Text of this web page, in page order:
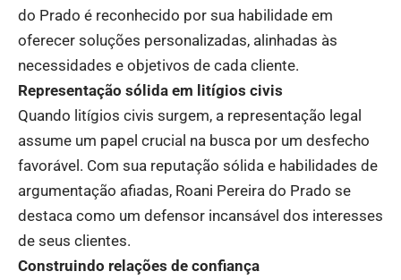
do Prado é reconhecido por sua habilidade em
oferecer soluções personalizadas, alinhadas às
necessidades e objetivos de cada cliente.
Representação sólida em litígios civis
Quando litígios civis surgem, a representação legal
assume um papel crucial na busca por um desfecho
favorável. Com sua reputação sólida e habilidades de
argumentação afiadas, Roani Pereira do Prado se
destaca como um defensor incansável dos interesses
de seus clientes.
Construindo relações de confiança